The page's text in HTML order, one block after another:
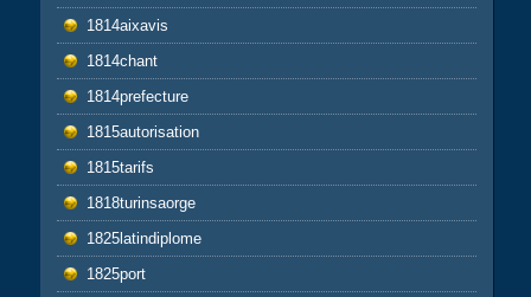
1814aixavis
1814chant
1814prefecture
1815autorisation
1815tarifs
1818turinsaorge
1825latindiplome
1825port